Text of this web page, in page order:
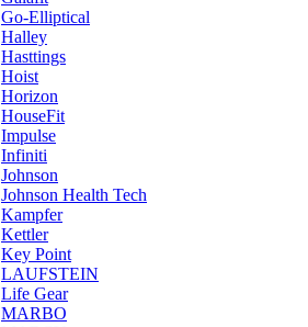
Go-Elliptical
Halley
Hasttings
Hoist
Horizon
HouseFit
Impulse
Infiniti
Johnson
Johnson Health Tech
Kampfer
Kettler
Key Point
LAUFSTEIN
Life Gear
MARBO